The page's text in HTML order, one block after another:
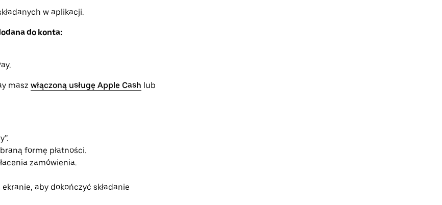
w aplikacji.
do konta:
masz włączoną usługę Apple Cash lub
formę płatności.
zamówienia.
aby dokończyć składanie